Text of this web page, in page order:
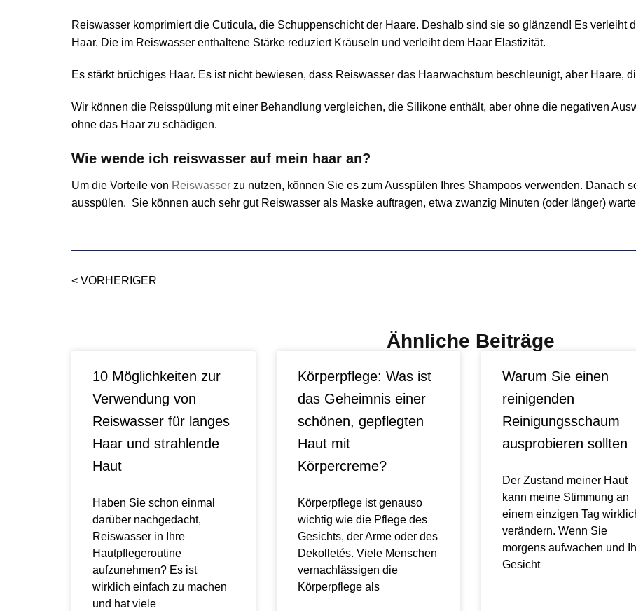
Reiswasser komprimiert die Cuticula, die Schuppenschicht der Haare. Deshalb sind sie so glänzend! Es verleiht
Haar. Die im Reiswasser enthaltene Stärke reduziert Kräuseln und verleiht dem Haar Elastizität.
Es stärkt brüchiges Haar. Es ist nicht bewiesen, dass Reiswasser das Haarwachstum beschleunigt, aber Haare,
Wir können die Reisspülung mit einer Behandlung vergleichen, die Silikone enthält, aber ohne die negativen
ohne das Haar zu schädigen.
Wie wende ich reiswasser auf mein haar an?
Um die Vorteile von Reiswasser zu nutzen, können Sie es zum Ausspülen Ihres Shampoos verwenden. Danach
ausspülen. Sie können auch sehr gut Reiswasser als Maske auftragen, etwa zwanzig Minuten (oder länger)
< VORHERIGER
Ähnliche Beiträge
10 Möglichkeiten zur
Verwendung von
Reiswasser für langes
Haar und strahlende
Haut
Haben Sie schon einmal
darüber nachgedacht,
Reiswasser in Ihre
Hautpflegeroutine
aufzunehmen? Es ist
wirklich einfach zu machen
und hat viele
Körperpflege: Was ist
das Geheimnis einer
schönen, gepflegten
Haut mit
Körpercreme?
Körperpflege ist genauso
wichtig wie die Pflege des
Gesichts, der Arme oder des
Dekolletés. Viele Menschen
vernachlässigen die
Körperpflege als
Warum Sie einen
reinigenden
Reinigungsschaum
ausprobieren sollten
Der Zustand meiner Haut
kann meine Stimmung an
einem einzigen Tag
verändern. Wenn Sie
morgens aufwachen und
Gesicht